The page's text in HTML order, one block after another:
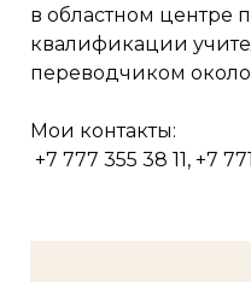
в областном центре
квалификации
переводчиком около
Мои контакты:
+7 777 355 38 11, +7